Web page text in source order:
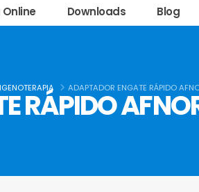
Online Downloads Blog
ADAPTADOR ENGATE RÁPIDO
RÁPIDO